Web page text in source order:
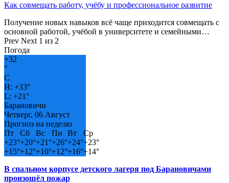
Как совмещать работу, учёбу и профессиональное развитие
Получение новых навыков всё чаще приходится совмещать с
основной работой, учёбой в университете и семейными…
Prev Next 1 из 2
Погода
+32
°
C
H: +33°
L: +21°
Барановичи
Четверг, 06 Август
Прогноз на неделю
Пт
Сб Вс Пн Вт
Ср
+23°+20°+21°+26°+24°+23°
+15°+12°+10°+12°+16°+14°
В спальном корпусе детского лагеря под Барановичами
произошёл пожар